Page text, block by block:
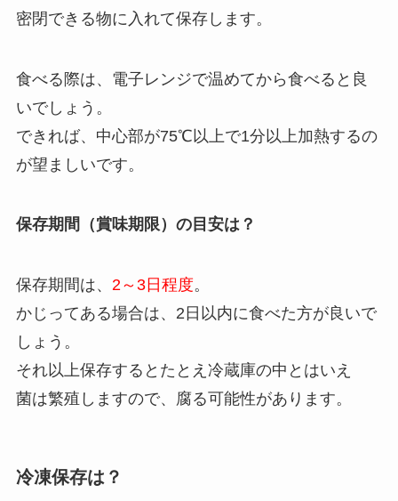
密閉できる物に入れて保存します。
食べる際は、電子レンジで温めてから食べると良
いでしょう。
できれば、中心部が75℃以上で1分以上加熱するの
が望ましいです。
保存期間（賞味期限）の目安は？
保存期間は、 2～3日程度。
かじってある場合は、2日以内に食べた方が良いで
しょう。
それ以上保存するとたとえ冷蔵庫の中とはいえ
菌は繁殖しますので、腐る可能性があります。
冷凍保存は？